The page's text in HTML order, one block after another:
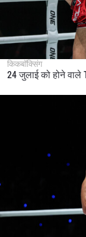
किकबॉक्सिंग
24 जुलाई को होने वाले